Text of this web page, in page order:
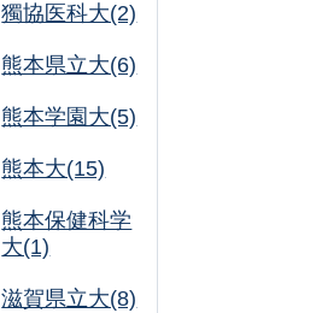
獨協医科大(2)
熊本県立大(6)
熊本学園大(5)
熊本大(15)
熊本保健科学
大(1)
滋賀県立大(8)